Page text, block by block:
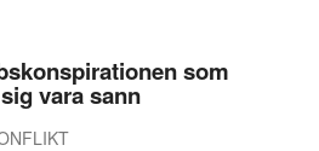
som
vara sann